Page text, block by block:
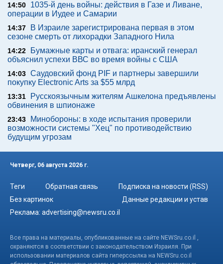
14:50
1035-й день войны: действия в Газе и Ливане,
операции в Иудее и Самарии
14:37
В Израиле зарегистрирована первая в этом
сезоне смерть от лихорадки Западного Нила
14:22
Бумажные карты и отвага: иранский генерал
объяснил успехи ВВС во время войны с США
14:03 Саудовский фонд PIF и партнеры завершили
покупку Electronic Arts за $55 млрд
13:31
Русскоязычным жителям Ашкелона предъявлены
обвинения в шпионаже
23:43
Минобороны: в ходе испытания проверили
возможности системы "Хец" по противодействию
будущим угрозам
Четверг, 06 августа 2026 г.
Теги Обратная связь
Подписка на новости (RSS)
Без картинок
Данные редакции и устав
Реклама: advertising@newsru.co.il
Все права на материалы, опубликованные на сайте NEWSru.co.il ,
охраняются в соответствии с законодательством Израиля. При
использовании материалов сайта гиперссылка на NEWSru.co.il